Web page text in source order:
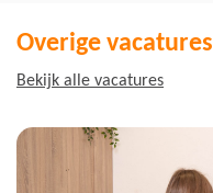
Overige vacatures
Bekijk alle vacatures